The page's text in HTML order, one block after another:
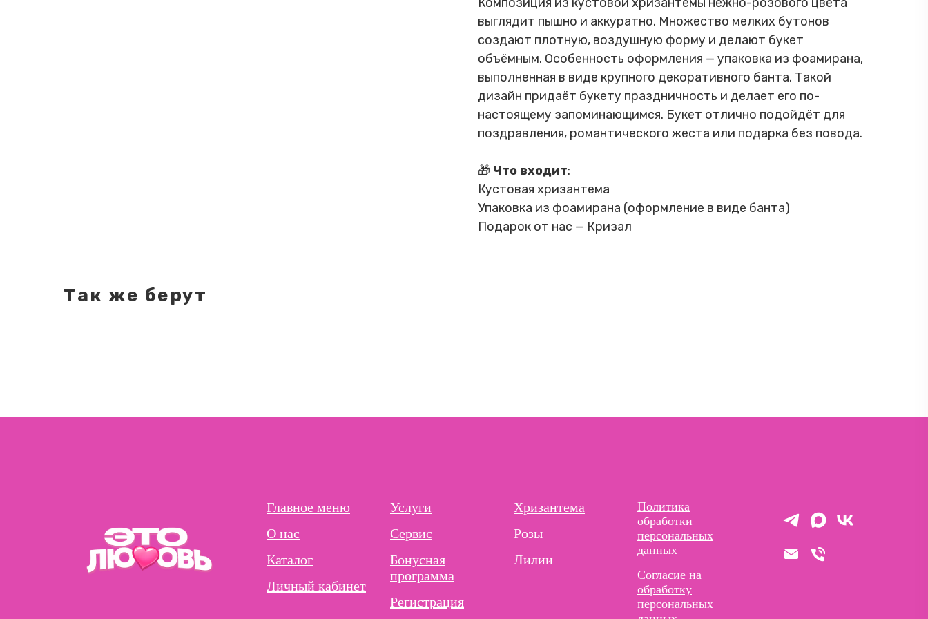
выглядит пышно и аккуратно. Множество мелких бутонов
создают плотную, воздушную форму и делают букет
объёмным. Особенность оформления — упаковка из фоамирана,
выполненная в виде крупного декоративного банта. Такой
дизайн придаёт букету праздничность и делает его по-
настоящему запоминающимся. Букет отлично подойдёт для
поздравления, романтического жеста или подарка без повода.
🎁 Что входит:
Кустовая хризантема
Упаковка из фоамирана (оформление в виде банта)
Подарок от нас — Кризал
Так же берут
Главное меню
О нас
Каталог
Личный кабинет
Услуги
Сервис
Бонусная
программа
Регистрация
Хризантема
Розы
Лилии
Политика
обработки
персональных
данных
Согласие на
обработку
персональных